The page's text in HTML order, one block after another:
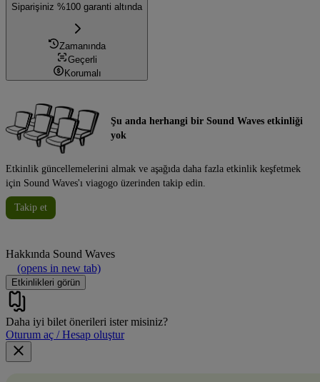
Siparişiniz %100 garanti altında
Zamanında
Geçerli
Korumalı
Şu anda herhangi bir Sound Waves etkinliği
yok
Etkinlik güncellemelerini almak ve aşağıda daha fazla etkinlik keşfetmek
için Sound Waves'ı viagogo üzerinden takip edin.
Takip et
Hakkında Sound Waves
(opens in new tab)
Etkinlikleri görün
Daha iyi bilet önerileri ister misiniz?
Oturum aç / Hesap oluştur